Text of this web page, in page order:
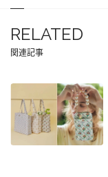
RELATED
関連記事